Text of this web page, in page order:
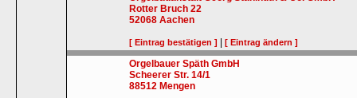
Rotter Bruch 22
52068 Aachen
[ Eintrag bestätigen ] |[ Eintrag ändern ]
Orgelbauer Späth GmbH
Scheerer Str. 14/1
88512 Mengen